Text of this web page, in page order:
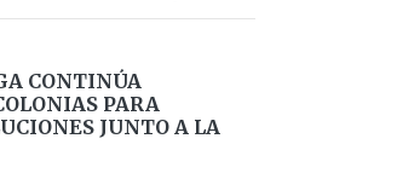
CONTINÚA
PARA
JUNTO A LA